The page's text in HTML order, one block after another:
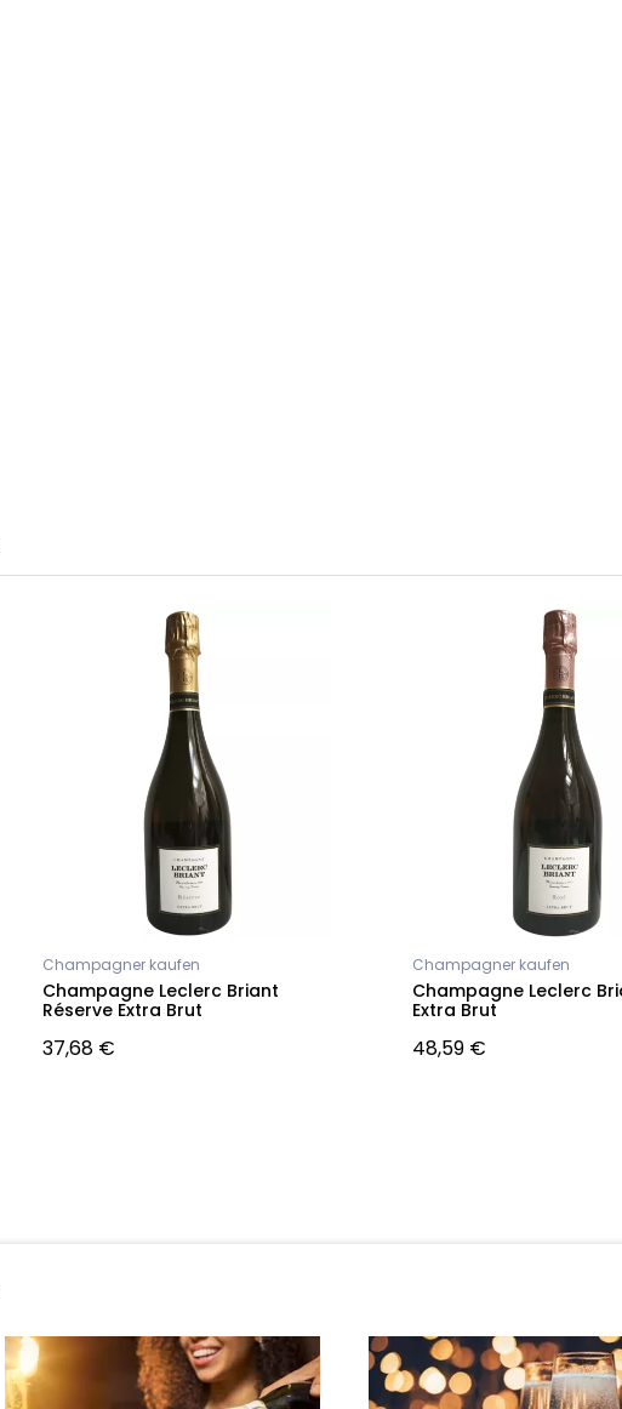
Champagner kaufen
Champagne Leclerc Briant
Réserve Extra Brut
37,68 €
Champagner kaufen
Champagne Leclerc
Extra Brut
48,59 €